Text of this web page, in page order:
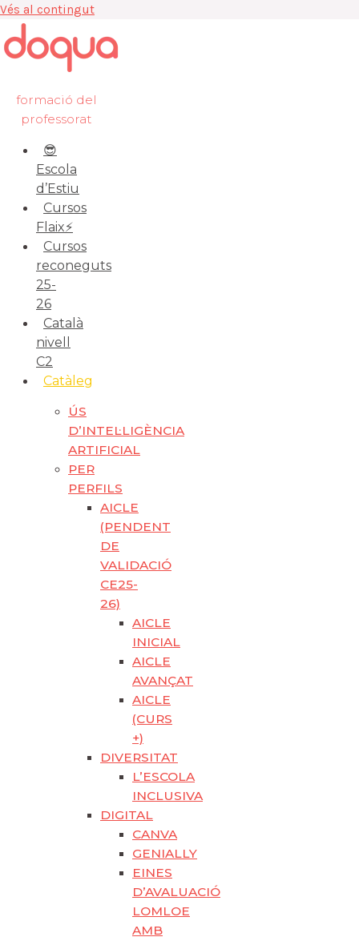
Vés al contingut
formació del
professorat
😎
Escola
d’Estiu
Cursos
Flaix⚡️
Cursos
reconeguts
25-
26
Català
nivell
C2
Catàleg
ÚS
D’INTEL·LIGÈNCIA
ARTIFICIAL
PER
PERFILS
AICLE
(PENDENT
DE
VALIDACIÓ
CE25-
26)
AICLE
INICIAL
AICLE
AVANÇAT
AICLE
(CURS
+)
DIVERSITAT
L’ESCOLA
INCLUSIVA
DIGITAL
CANVA
GENIALLY
EINES
D’AVALUACIÓ
LOMLOE
AMB